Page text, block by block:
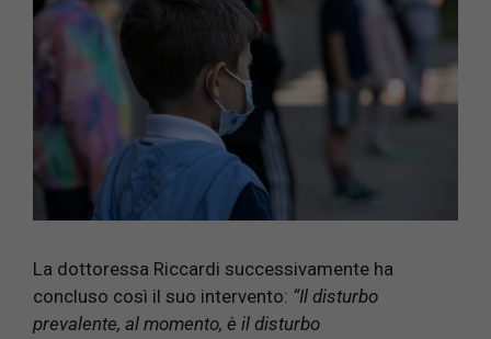
La dottoressa Riccardi successivamente ha
concluso così il suo intervento: “Il disturbo
prevalente, al momento, è il disturbo